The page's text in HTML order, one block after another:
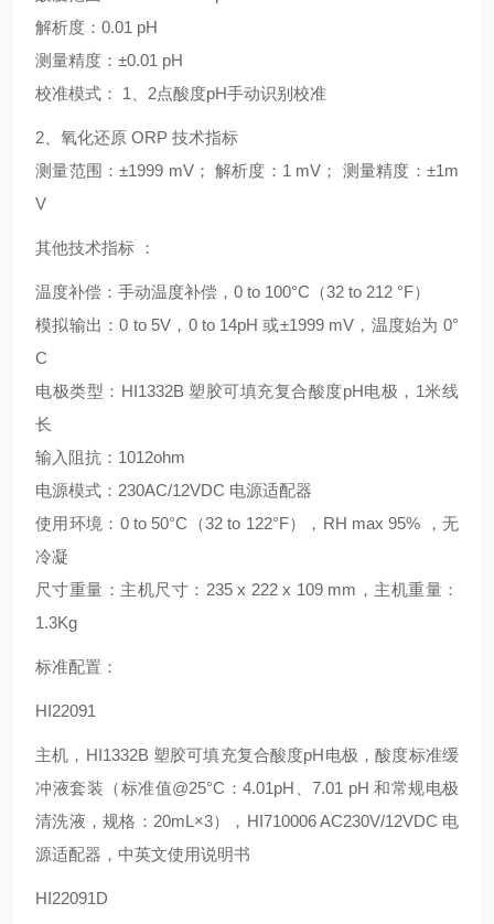
解析度：0.01 pH
测量精度：±0.01 pH
校准模式： 1、2点酸度pH手动识别校准
2、氧化还原 ORP 技术指标
测量范围：±1999 mV； 解析度：1 mV； 测量精度：±1m
V
其他技术指标 ：
温度补偿：手动温度补偿，0 to 100°C（32 to 212 °F）
模拟输出：0 to 5V，0 to 14pH 或±1999 mV，温度始为 0°
C
电极类型：HI1332B 塑胶可填充复合酸度pH电极，1米线
长
输入阻抗：1012ohm
电源模式：230AC/12VDC 电源适配器
使用环境：0 to 50°C（32 to 122°F），RH max 95% ，无
冷凝
尺寸重量：主机尺寸：235 x 222 x 109 mm，主机重量：
1.3Kg
标准配置：
HI22091
主机，HI1332B 塑胶可填充复合酸度pH电极，酸度标准缓
冲液套装（标准值@25°C：4.01pH、7.01 pH 和常规电极
清洗液，规格：20mL×3），HI710006 AC230V/12VDC 电
源适配器，中英文使用说明书
HI22091D